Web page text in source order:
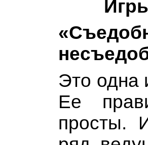
Это одна
Ее
просты.